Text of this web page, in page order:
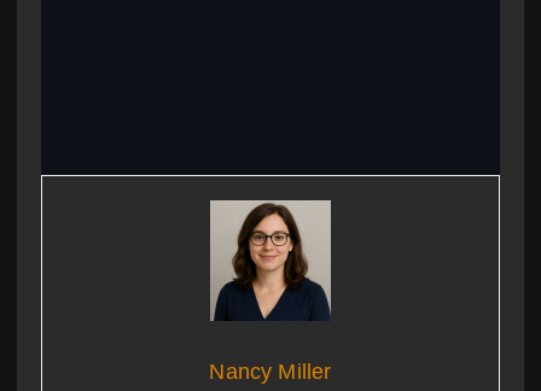
Nancy Miller